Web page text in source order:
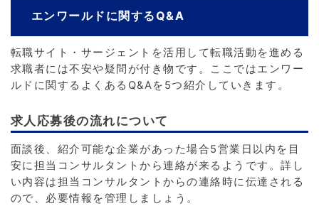
エンワールドに関するQ&A
転職サイト・サージェントを活用して転職活動を進める
求職者には不安や疑問が付き物です。ここではエンワー
ルドに関するよくあるQ&Aを5つ紹介していきます。
求人応募後の流れについて
面談後、紹介可能な企業があった場合5営業日以内を目
安に担当コンサルタントから連絡が来るようです。詳し
い内容は担当コンサルタントからの連絡時に伝達される
ので、必要情報を管理しましょう。